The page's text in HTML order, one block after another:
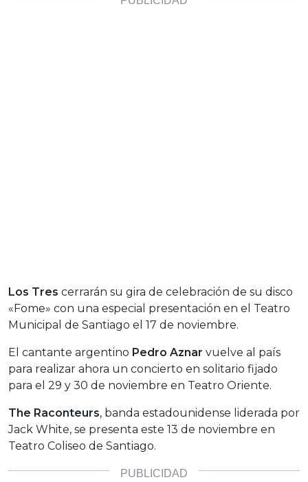
Los Tres cerrarán su gira de celebración de su disco
«Fome» con una especial presentación en el Teatro
Municipal de Santiago el 17 de noviembre.
El cantante argentino Pedro Aznar vuelve al país
para realizar ahora un concierto en solitario fijado
para el 29 y 30 de noviembre en Teatro Oriente.
The Raconteurs, banda estadounidense liderada por
Jack White, se presenta este 13 de noviembre en
Teatro Coliseo de Santiago.